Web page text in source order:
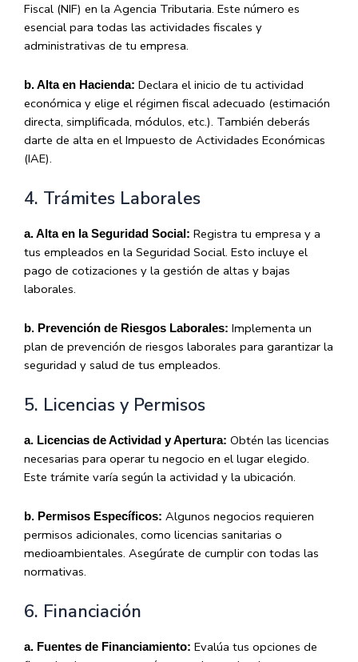
Fiscal (NIF) en la Agencia Tributaria. Este número es
esencial para todas las actividades fiscales y
administrativas de tu empresa.
b. Alta en Hacienda: Declara el inicio de tu actividad
económica y elige el régimen fiscal adecuado (estimación
directa, simplificada, módulos, etc.). También deberás
darte de alta en el Impuesto de Actividades Económicas
(IAE).
4. Trámites Laborales
a. Alta en la Seguridad Social: Registra tu empresa y a
tus empleados en la Seguridad Social. Esto incluye el
pago de cotizaciones y la gestión de altas y bajas
laborales.
b. Prevención de Riesgos Laborales: Implementa un
plan de prevención de riesgos laborales para garantizar la
seguridad y salud de tus empleados.
5. Licencias y Permisos
a. Licencias de Actividad y Apertura: Obtén las licencias
necesarias para operar tu negocio en el lugar elegido.
Este trámite varía según la actividad y la ubicación.
b. Permisos Específicos: Algunos negocios requieren
permisos adicionales, como licencias sanitarias o
medioambientales. Asegúrate de cumplir con todas las
normativas.
6. Financiación
a. Fuentes de Financiamiento: Evalúa tus opciones de